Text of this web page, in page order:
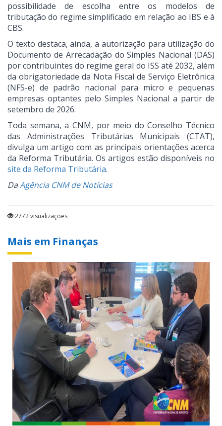
possibilidade de escolha entre os modelos de
tributação do regime simplificado em relação ao IBS e à
CBS.
O texto destaca, ainda, a autorização para utilização do
Documento de Arrecadação do Simples Nacional (DAS)
por contribuintes do regime geral do ISS até 2032, além
da obrigatoriedade da Nota Fiscal de Serviço Eletrônica
(NFS-e) de padrão nacional para micro e pequenas
empresas optantes pelo Simples Nacional a partir de
setembro de 2026.
Toda semana, a CNM, por meio do Conselho Técnico
das Administrações Tributárias Municipais (CTAT),
divulga um artigo com as principais orientações acerca
da Reforma Tributária. Os artigos estão disponíveis no
site da Reforma Tributária.
DaAgência CNM de Notícias
2772 visualizações
Mais em Finanças